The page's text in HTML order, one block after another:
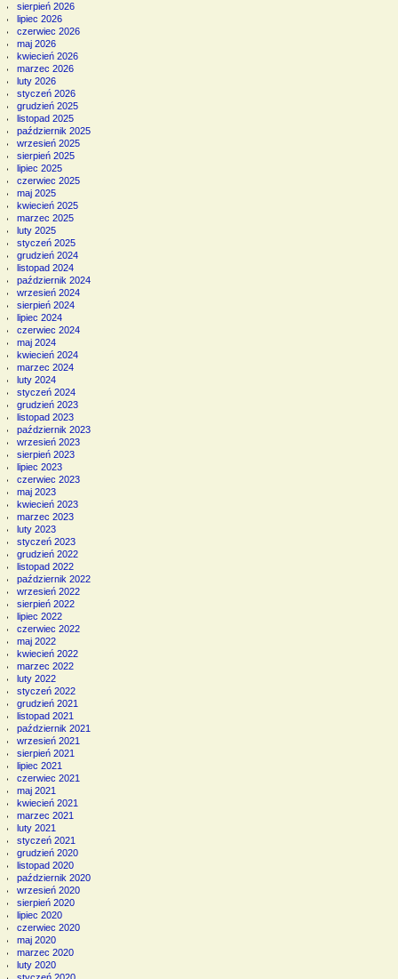
sierpień 2026
lipiec 2026
czerwiec 2026
maj 2026
kwiecień 2026
marzec 2026
luty 2026
styczeń 2026
grudzień 2025
listopad 2025
październik 2025
wrzesień 2025
sierpień 2025
lipiec 2025
czerwiec 2025
maj 2025
kwiecień 2025
marzec 2025
luty 2025
styczeń 2025
grudzień 2024
listopad 2024
październik 2024
wrzesień 2024
sierpień 2024
lipiec 2024
czerwiec 2024
maj 2024
kwiecień 2024
marzec 2024
luty 2024
styczeń 2024
grudzień 2023
listopad 2023
październik 2023
wrzesień 2023
sierpień 2023
lipiec 2023
czerwiec 2023
maj 2023
kwiecień 2023
marzec 2023
luty 2023
styczeń 2023
grudzień 2022
listopad 2022
październik 2022
wrzesień 2022
sierpień 2022
lipiec 2022
czerwiec 2022
maj 2022
kwiecień 2022
marzec 2022
luty 2022
styczeń 2022
grudzień 2021
listopad 2021
październik 2021
wrzesień 2021
sierpień 2021
lipiec 2021
czerwiec 2021
maj 2021
kwiecień 2021
marzec 2021
luty 2021
styczeń 2021
grudzień 2020
listopad 2020
październik 2020
wrzesień 2020
sierpień 2020
lipiec 2020
czerwiec 2020
maj 2020
marzec 2020
luty 2020